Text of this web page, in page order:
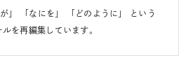
」 「なにを」 「どのように」 という
を再編集しています。